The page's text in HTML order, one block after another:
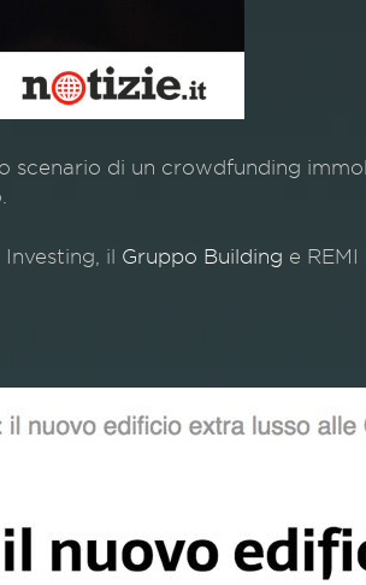
scenario di un crowdfunding
il Gruppo Building e REMI